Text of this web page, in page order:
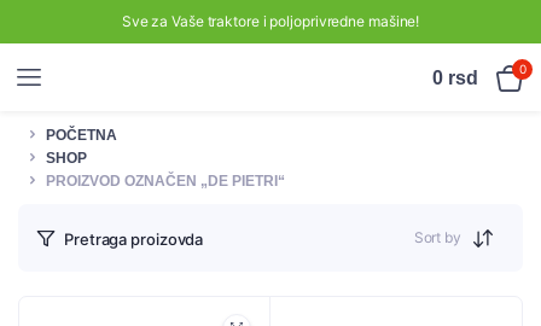
Sve za Vaše traktore i poljoprivredne mašine!
0 rsd 0
POČETNA
SHOP
PROIZVOD OZNAČEN „DE PIETRI“
Pretraga proizovda Sort by